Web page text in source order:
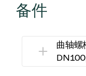
备件
曲轴